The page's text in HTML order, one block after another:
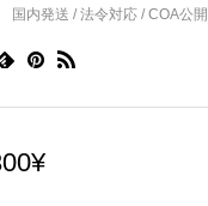
国内発送 / 法令対応 / COA公開
¥現